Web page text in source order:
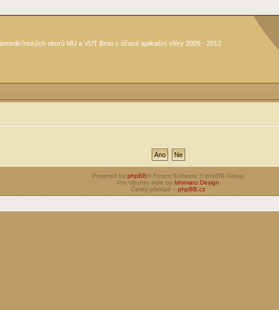
oborů MU a VUT Brno s účastí aplikační sféry 2009 - 2012
Powered by phpBB® Forum Software © phpBB Group
Pro Ubuntu style by Ishimaru Design
Český překlad – phpBB.cz